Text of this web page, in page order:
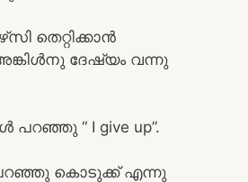
തെറ്റിക്കാൻ
ദേഷ്യം വന്നു
“ I give up”.
കൊടുക്ക് എന്നു